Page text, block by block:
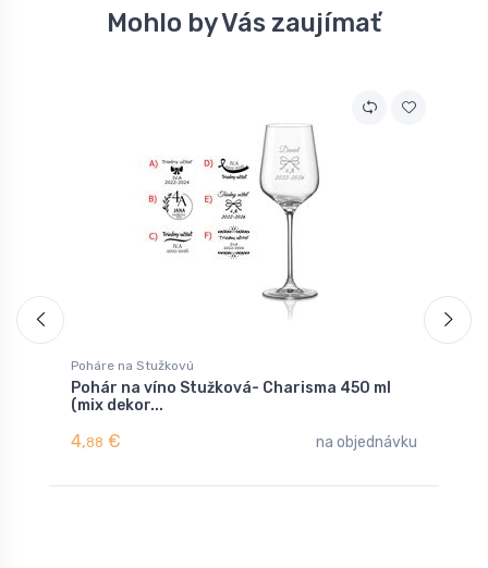
Mohlo by Vás zaujímať
Poháre na Stužkovú
Pohár na víno Stužková- Charisma 450 ml
(mix dekor...
4,88 € na objednávku